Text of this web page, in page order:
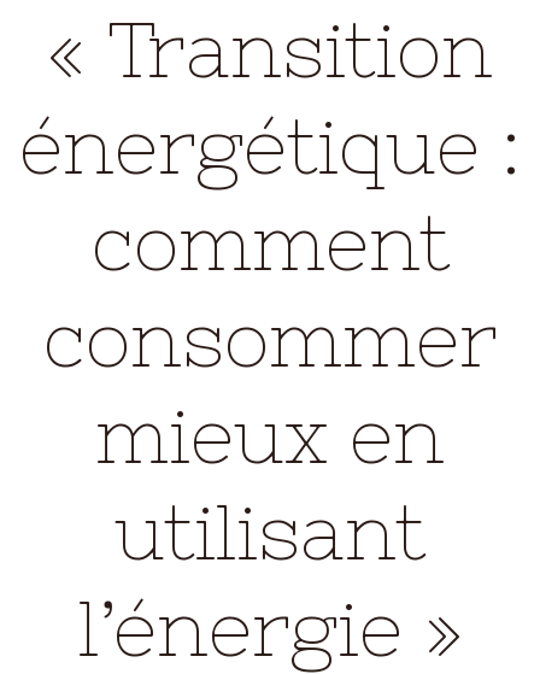
« Transition
énergétique :
comment
consommer
mieux en
utilisant
l’énergie »